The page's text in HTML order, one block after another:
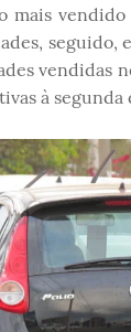
mais
seguido,
vendidas
à